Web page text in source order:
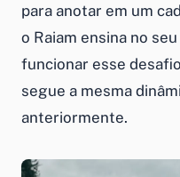
para anotar em um
o Raiam ensina no
funcionar esse
segue a mesma
anteriormente.